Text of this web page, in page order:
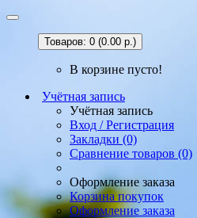
Товаров: 0 (0.00 р.)
В корзине пусто!
Учётная запись
Учётная запись
Вход / Регистрация
Закладки (0)
Сравнение товаров (0)
Оформление заказа
Корзина покупок
Оформление заказа